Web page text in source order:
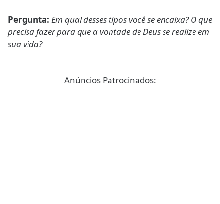
Pergunta: Em qual desses tipos você se encaixa? O que
precisa fazer para que a vontade de Deus se realize em
sua vida?
Anúncios Patrocinados: